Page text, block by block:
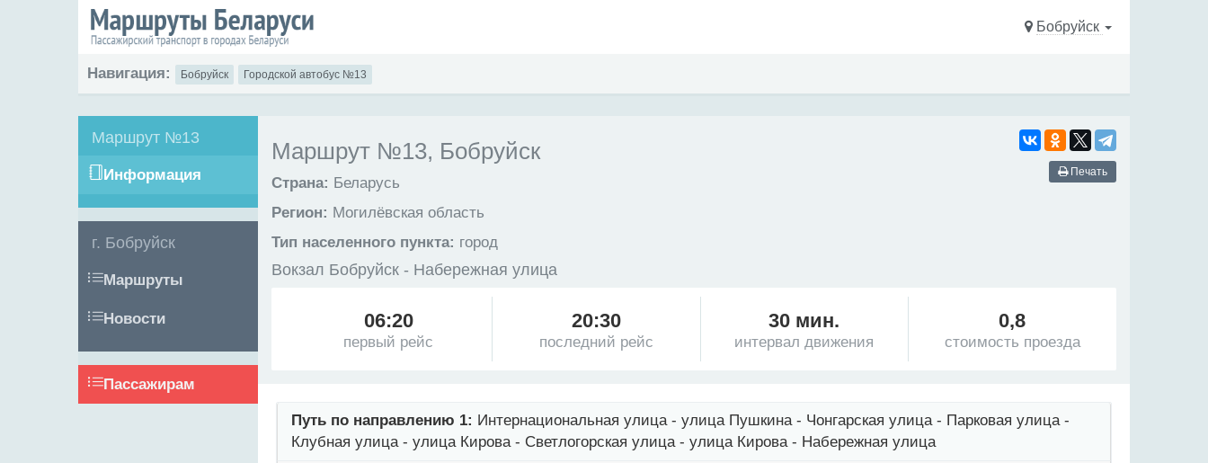
Бобруйск
Навигация: Бобруйск Городской автобус №13
Маршрут №13
Информация
г. Бобруйск
Маршруты
Новости
Пассажирам
Печать
Маршрут №13, Бобруйск
Страна: Беларусь
Регион: Могилёвская область
Тип населенного пункта: город
Вокзал Бобруйск - Набережная улица
06:20
первый рейс
20:30
последний рейс
30 мин.
интервал движения
0,8
стоимость проезда
Путь по направлению 1: Интернациональная улица - улица Пушкина - Чонгарская улица - Парковая улица -
Клубная улица - улица Кирова - Светлогорская улица - улица Кирова - Набережная улица